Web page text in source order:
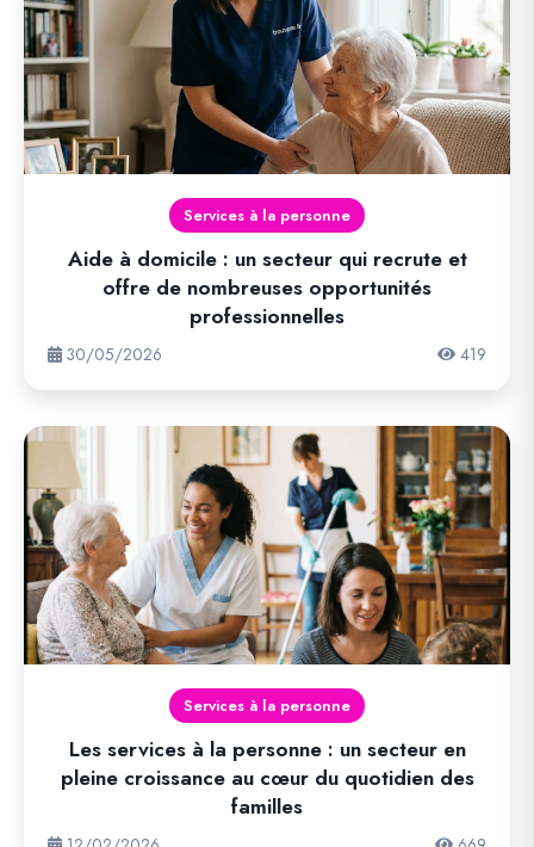
Services à la personne
Aide à domicile : un secteur qui recrute et
offre de nombreuses opportunités
professionnelles
30/05/2026 419
Services à la personne
Les services à la personne : un secteur en
pleine croissance au cœur du quotidien des
familles